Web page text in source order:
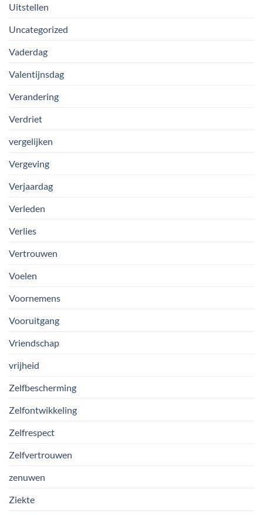
Uitstellen
Uncategorized
Vaderdag
Valentijnsdag
Verandering
Verdriet
vergelijken
Vergeving
Verjaardag
Verleden
Verlies
Vertrouwen
Voelen
Voornemens
Vooruitgang
Vriendschap
vrijheid
Zelfbescherming
Zelfontwikkeling
Zelfrespect
Zelfvertrouwen
zenuwen
Ziekte